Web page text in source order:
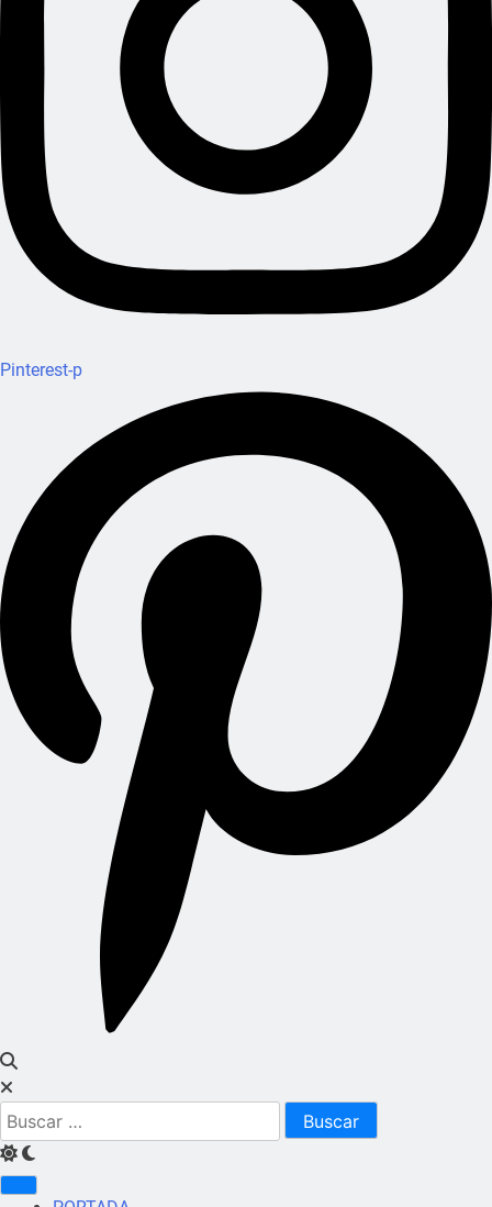
Pinterest-p
Buscar: